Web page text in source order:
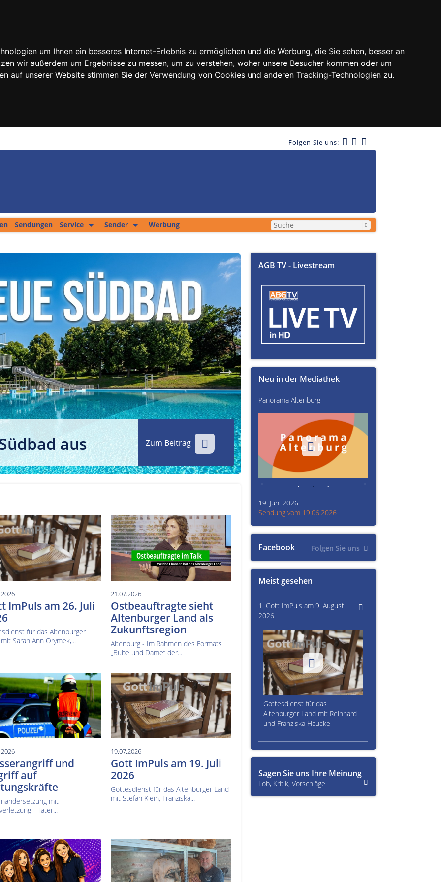
um Ihnen ein besseres Internet-Erlebnis zu ermöglichen und die Werbung, die Sie sehen, besser an
wir außerdem um Ergebnisse zu messen, um zu verstehen, woher unsere Besucher kommen oder um
auf unserer Website stimmen Sie der Verwendung von Cookies und anderen Tracking-Technologien zu.
Folgen Sie uns:
Sendungen
Service
Fitness Tipp
Filmproduktion
Private Kleinanzeigen
Sender
Unser Team
Werbung
aus Zum Beitrag Über Text-Fails,
den Prinzenraub
ImPuls am 26. Juli
für das Altenburger
Sarah Ann Orymek,...
21.07.2026
Ostbeauftragte sieht
Altenburger Land als
Zukunftsregion
Altenburg - Im Rahmen des Formats
„Bube und Dame“ der...
und
auf
mit
- Täter...
19.07.2026
Gott ImPuls am 19. Juli
2026
Gottesdienst für das Altenburger Land
mit Stefan Klein, Franziska...
AGB TV - Livestream
Meist gesehen
1. Gott ImPuls am 9. August
2026
Gottesdienst für das
Altenburger Land mit Reinhard
und Franziska Haucke
Facebook Folgen Sie uns
Neu in der Mediathek
Kultur im Altenburger Land Thüringen.TV Panorama Altenburg
19. Juni 2026
Sendung vom 19.06.2026
Sagen Sie uns Ihre Meinung
Lob, Kritik, Vorschläge